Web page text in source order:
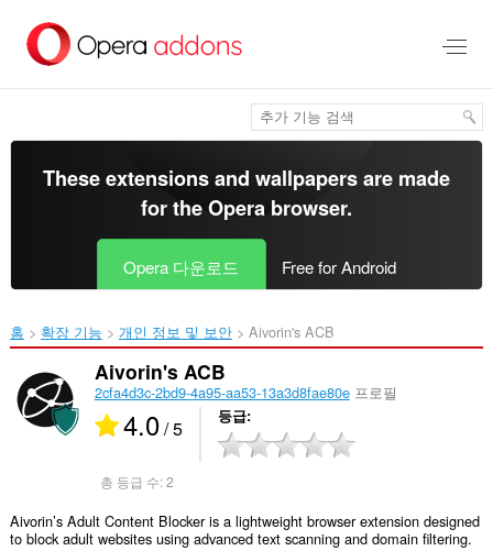
건
These extensions and wallpapers are made
for theOpera browser.
Opera 다운로드 Free for Android
홈 확장 기능 개인 정보 및 보안 Aivorin's ACB‎
Aivorin's ACB
2cfa4d3c-2bd9-4a95-aa53-13a3d8fae80e프로필
4.0/ 5 등급
총 등급 수:2
Aivorin’s Adult Content Blocker is a lightweight browser extension designed
to block adult websites using advanced text scanning and domain filtering.